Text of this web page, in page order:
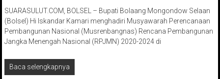
SUARASULUT.COM, BOLSEL – Bupati Bolaang Mongondow Selaan
(Bolsel) Hi Iskandar Kamari menghadiri Musyawarah Perencanaan
Pembangunan Nasional (Musrenbangnas) Rencana Pembangunan
Jangka Menengah Nasional (RPJMN) 2020-2024 di
Baca selengkapnya